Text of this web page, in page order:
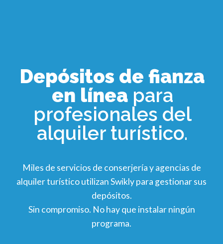
Depósitos de fianza
en líneapara
profesionales del
alquiler turístico.
Miles de servicios de conserjería y agencias de
alquiler turístico utilizan Swikly para gestionar sus
depósitos.
Sin compromiso. No hay que instalar ningún
programa.